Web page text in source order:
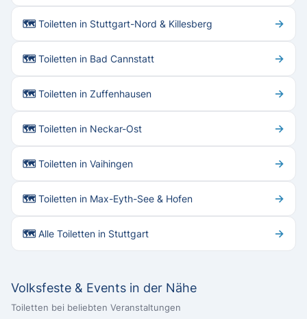
🗺 Toiletten in Stuttgart-Nord & Killesberg →
🗺 Toiletten in Bad Cannstatt →
🗺 Toiletten in Zuffenhausen →
🗺 Toiletten in Neckar-Ost →
🗺 Toiletten in Vaihingen →
🗺 Toiletten in Max-Eyth-See & Hofen →
🗺 Alle Toiletten in Stuttgart →
Volksfeste & Events in der Nähe
Toiletten bei beliebten Veranstaltungen